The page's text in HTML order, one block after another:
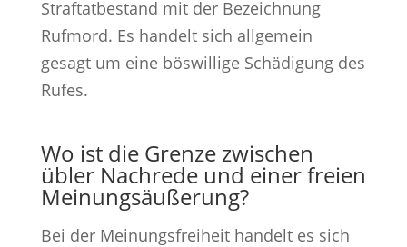
Straftatbestand mit der Bezeichnung
Rufmord. Es handelt sich allgemein
gesagt um eine böswillige Schädigung des
Rufes.
Wo ist die Grenze zwischen
übler Nachrede und einer freien
Meinungsäußerung?
Bei der Meinungsfreiheit handelt es sich